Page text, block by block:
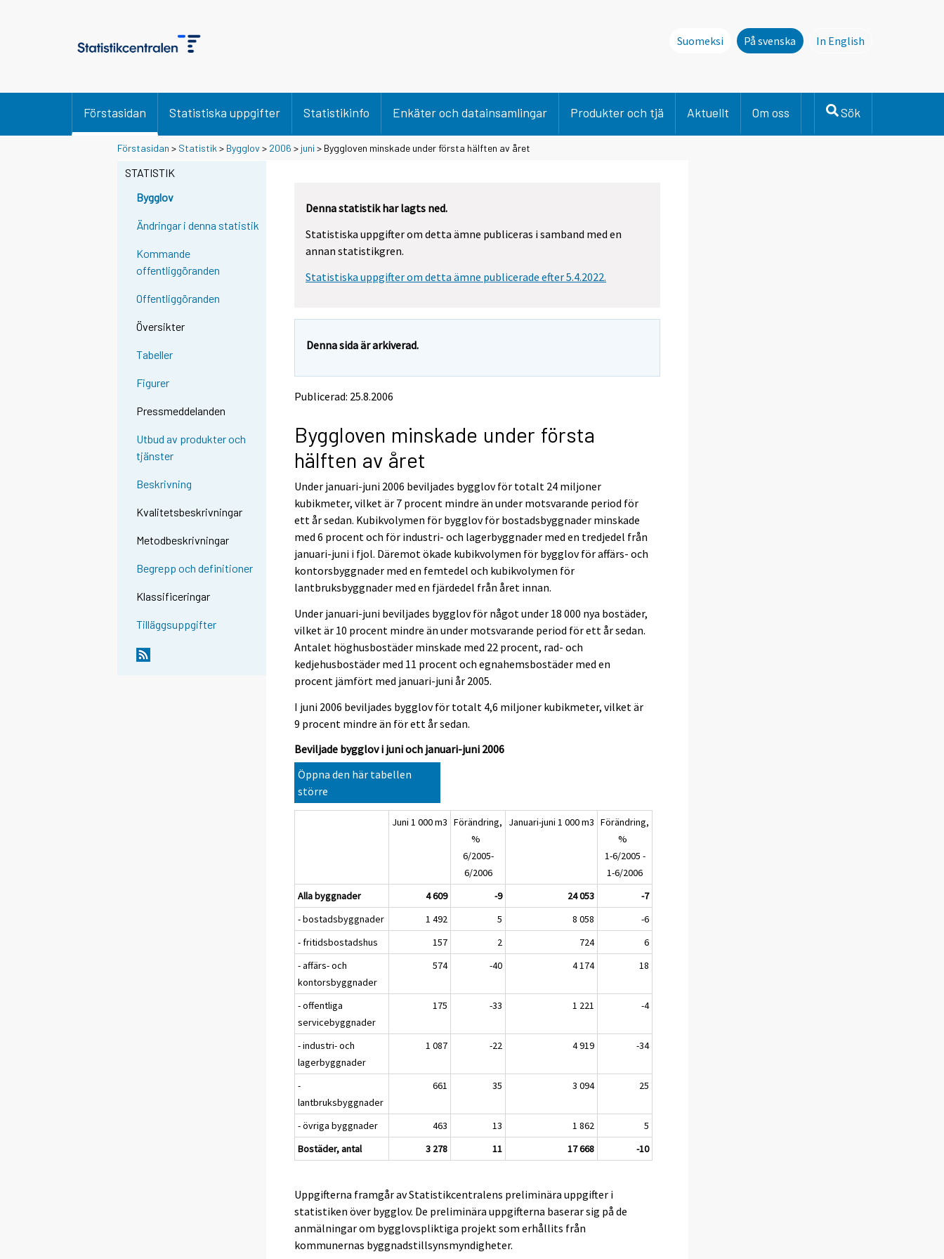
Suomeksi På svenska
In English
Förstasidan Statistiska uppgifter Statistikinfo Enkäter och datainsamlingar Produkter och tjä Aktuellt Om oss Sök
Förstasidan > Statistik > Bygglov > 2006 > juni > Byggloven minskade under första hälften av året
STATISTIK
Bygglov
Ändringar i denna statistik
Kommande
offentliggöranden
Offentliggöranden
Översikter
Tabeller
Figurer
Pressmeddelanden
Utbud av produkter och
tjänster
Beskrivning
Kvalitetsbeskrivningar
Metodbeskrivningar
Begrepp och definitioner
Klassificeringar
Tilläggsuppgifter
Denna statistik har lagts ned.
Statistiska uppgifter om detta ämne publiceras i samband med en
annan statistikgren.
Statistiska uppgifter om detta ämne publicerade efter 5.4.2022.
Denna sida är arkiverad.
Publicerad: 25.8.2006
Byggloven minskade under första
hälften av året
Under januari-juni 2006 beviljades bygglov för totalt 24 miljoner
kubikmeter, vilket är 7 procent mindre än under motsvarande period för
ett år sedan. Kubikvolymen för bygglov för bostadsbyggnader minskade
med 6 procent och för industri- och lagerbyggnader med en tredjedel från
januari-juni i fjol. Däremot ökade kubikvolymen för bygglov för affärs- och
kontorsbyggnader med en femtedel och kubikvolymen för
lantbruksbyggnader med en fjärdedel från året innan.
Under januari-juni beviljades bygglov för något under 18 000 nya bostäder,
vilket är 10 procent mindre än under motsvarande period för ett år sedan.
Antalet höghusbostäder minskade med 22 procent, rad- och
kedjehusbostäder med 11 procent och egnahemsbostäder med en
procent jämfört med januari-juni år 2005.
I juni 2006 beviljades bygglov för totalt 4,6 miljoner kubikmeter, vilket är
9 procent mindre än för ett år sedan.
Beviljade bygglov i juni och januari-juni 2006
Öppna den här tabellen
större
Juni 1 000 m3 Förändring,
%
6/2005-
6/2006
Januari-juni 1 000 m3 Förändring,
%
1-6/2005 -
1-6/2006
Alla byggnader
4 609 -9 24 053
-7
- bostadsbyggnader
1 492 5 8 058
-6
- fritidsbostadshus
157 2 724
6
- affärs- och
kontorsbyggnader
574 -40 4 174 18
- offentliga
servicebyggnader
175 -33 1 221 -4
- industri- och
lagerbyggnader
1 087 -22 4 919 -34
-
lantbruksbyggnader
661 35 3 094 25
- övriga byggnader 463 13 1 862
5
Bostäder, antal
3 278 11 17 668 -10
Uppgifterna framgår av Statistikcentralens preliminära uppgifter i
statistiken över bygglov. De preliminära uppgifterna baserar sig på de
anmälningar om bygglovspliktiga projekt som erhållits från
kommunernas byggnadstillsynsmyndigheter.